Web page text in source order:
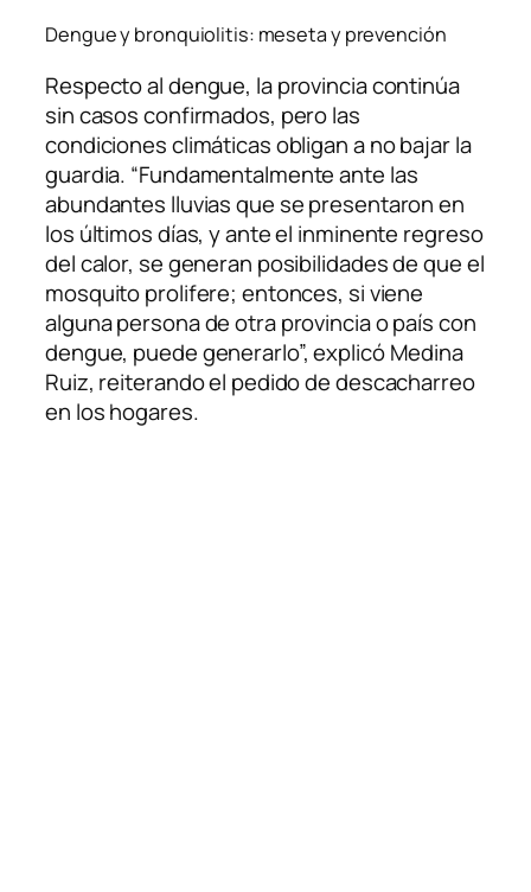
Dengue y bronquiolitis: meseta y prevención
Respecto al dengue, la provincia continúa
sin casos confirmados, pero las
condiciones climáticas obligan a no bajar la
guardia. “Fundamentalmente ante las
abundantes lluvias que se presentaron en
los últimos días, y ante el inminente regreso
del calor, se generan posibilidades de que el
mosquito prolifere; entonces, si viene
alguna persona de otra provincia o país con
dengue, puede generarlo”, explicó Medina
Ruiz, reiterando el pedido de descacharreo
en los hogares.